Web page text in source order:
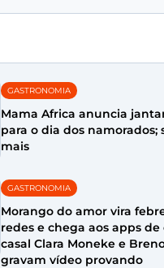
GASTRONOMIA
Mama Africa anuncia
para o dia dos namorados;
mais
GASTRONOMIA
Morango do amor vira
redes e chega aos apps de
casal Clara Moneke e
gravam vídeo provando